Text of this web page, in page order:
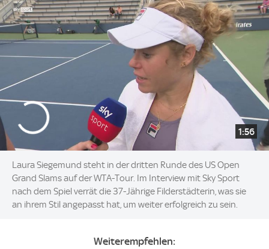
1:56
Laura Siegemund steht in der dritten Runde des US Open
Grand Slams auf der WTA-Tour. Im Interview mit Sky Sport
nach dem Spiel verrät die 37-Jährige Filderstädterin, was sie
an ihrem Stil angepasst hat, um weiter erfolgreich zu sein.
Weiterempfehlen: